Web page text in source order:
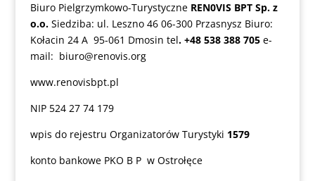
Biuro Pielgrzymkowo-Turystyczne REN0VIS BPT Sp. z
o.o. Siedziba: ul. Leszno 46 06-300 Przasnysz Biuro:
Kołacin 24 A 95-061 Dmosin tel. +48 538 388 705 e-
mail: biuro@renovis.org
www.renovisbpt.pl
NIP 524 27 74 179
wpis do rejestru Organizatorów Turystyki 1579
konto bankowe PKO B P w Ostrołęce